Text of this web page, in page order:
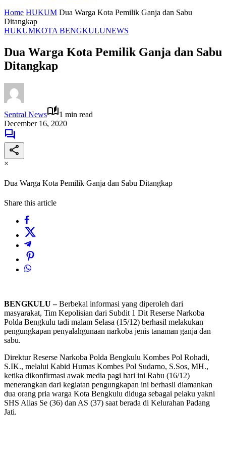
Home HUKUM Dua Warga Kota Pemilik Ganja dan Sabu
Ditangkap
HUKUMKOTA BENGKULUNEWS
Dua Warga Kota Pemilik Ganja dan Sabu
Ditangkap
Sentral News
1 min read
December 16, 2020
×
Dua Warga Kota Pemilik Ganja dan Sabu Ditangkap
Share this article
BENGKULU –Berbekal informasi yang diperoleh dari
masyarakat, Tim Kepolisian dari Subdit 1 Dit Reserse Narkoba
Polda Bengkulu tadi malam Selasa (15/12) berhasil melakukan
pengungkapan penyalahgunaan narkoba jenis tanaman ganja dan
sabu.
Direktur Reserse Narkoba Polda Bengkulu Kombes Pol Rohadi,
S.IK., melalui Kabid Humas Kombes Pol Sudarno, S.Sos, MH.,
ketika dikonfirmasi awak media pagi hari ini Rabu (16/12)
menerangkan dari kegiatan pengungkapan ini berhasil diamankan
dua orang pria warga Kota Bengkulu diduga sebagai pelaku yakni
SHS Alias Se (36) dan AS (37) saat berada di Kelurahan Padang
Jati.